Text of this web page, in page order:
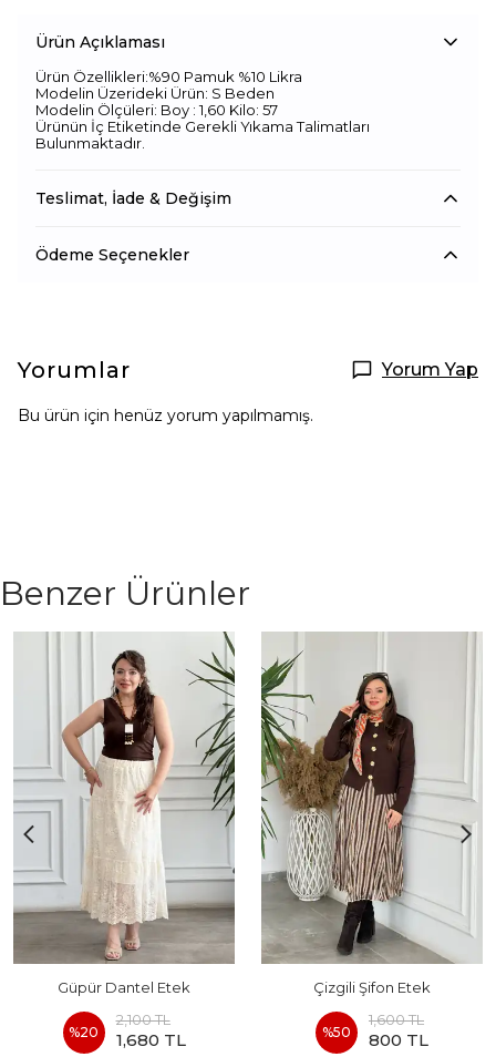
Ürün Açıklaması
Ürün Özellikleri:%90 Pamuk %10 Likra
Modelin Üzerideki Ürün: S Beden
Modelin Ölçüleri: Boy : 1,60 Kilo: 57
Ürünün İç Etiketinde Gerekli Yıkama Talimatları
Bulunmaktadır.
Teslimat, İade & Değişim
Ödeme Seçenekler
Yorumlar Yorum Yap
Bu ürün için henüz yorum yapılmamış.
Benzer Ürünler
Güpür Dantel Etek
%20
2,100 TL
1,680 TL
Çizgili Şifon Etek
%50
1,600 TL
800 TL